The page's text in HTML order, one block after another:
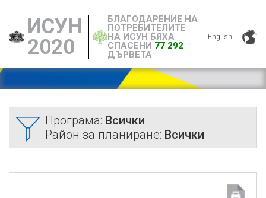
ИСУН
2020
БЛАГОДАРЕНИЕ НА
ПОТРЕБИТЕЛИТЕ
НА ИСУН БЯХА
СПАСЕНИ 77 292
ДЪРВЕТА
English
Програма: Всички
Район за планиране: Всички